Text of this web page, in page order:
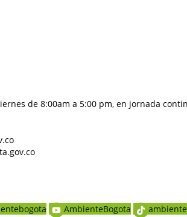
de 8:00am a 5:00 pm, en jornada
AmbienteBogota